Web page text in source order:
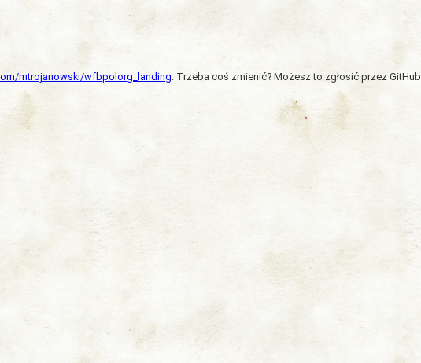
mtrojanowski/wfbpolorg_landing . Trzeba coś zmienić? Możesz to zgłosić przez GitHub.